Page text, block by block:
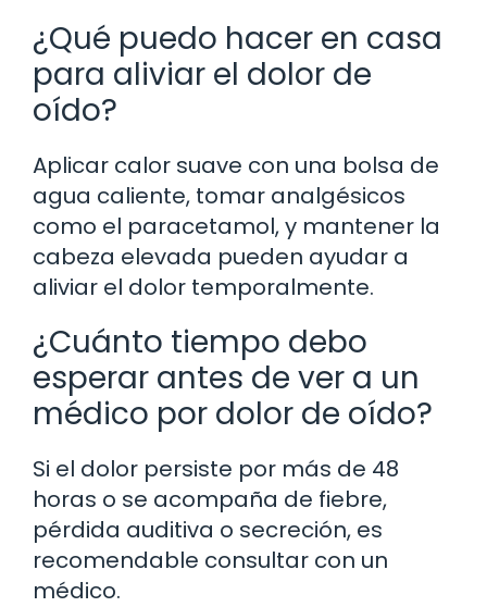
¿Qué puedo hacer en casa
para aliviar el dolor de
oído?
Aplicar calor suave con una bolsa de
agua caliente, tomar analgésicos
como el paracetamol, y mantener la
cabeza elevada pueden ayudar a
aliviar el dolor temporalmente.
¿Cuánto tiempo debo
esperar antes de ver a un
médico por dolor de oído?
Si el dolor persiste por más de 48
horas o se acompaña de fiebre,
pérdida auditiva o secreción, es
recomendable consultar con un
médico.